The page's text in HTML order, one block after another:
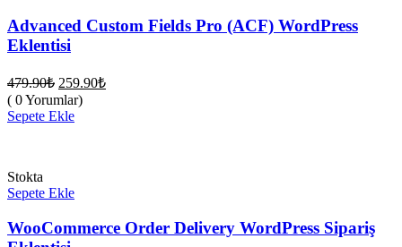
Advanced Custom Fields Pro (ACF) WordPress
Eklentisi
479.90₺ Orijinal
fiyat:
479.90₺.
259.90₺Şu
( 0 Yorumlar)
Sepete Ekle
Stokta
Sepete Ekle
WooCommerce Order Delivery WordPress Sipariş